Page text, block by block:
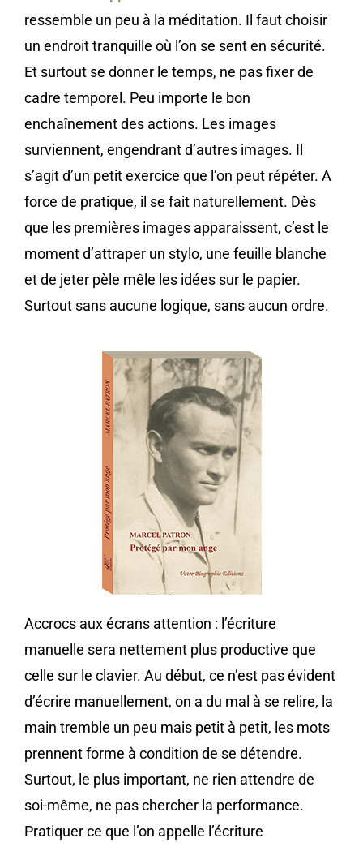
ressemble un peu à la méditation. Il faut choisir
un endroit tranquille où l’on se sent en sécurité.
Et surtout se donner le temps, ne pas fixer de
cadre temporel. Peu importe le bon
enchaînement des actions. Les images
surviennent, engendrant d’autres images. Il
s’agit d’un petit exercice que l’on peut répéter. A
force de pratique, il se fait naturellement. Dès
que les premières images apparaissent, c’est le
moment d’attraper un stylo, une feuille blanche
et de jeter pèle mêle les idées sur le papier.
Surtout sans aucune logique, sans aucun ordre.
Accrocs aux écrans attention : l’écriture
manuelle sera nettement plus productive que
celle sur le clavier. Au début, ce n’est pas évident
d’écrire manuellement, on a du mal à se relire, la
main tremble un peu mais petit à petit, les mots
prennent forme à condition de se détendre.
Surtout, le plus important, ne rien attendre de
soi-même, ne pas chercher la performance.
Pratiquer ce que l’on appelle l’écriture